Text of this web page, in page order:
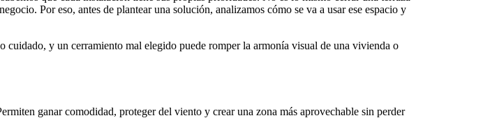
Por eso, antes de plantear una solución, analizamos cómo se va a usar ese espacio y
cuidado, y un cerramiento mal elegido puede romper la armonía visual de una vivienda o
ganar comodidad, proteger del viento y crear una zona más aprovechable sin perder